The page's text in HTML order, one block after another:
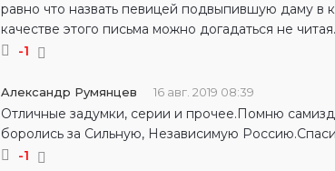
равно что назвать певицей подвыпившую даму в
качестве этого письма можно догадаться не
-1
Aлександр Pyмянцев 16 авг. 2019 08:39
Отличные задумки, серии и прочее.Помню
боролись за Сильную, Независимую
-1